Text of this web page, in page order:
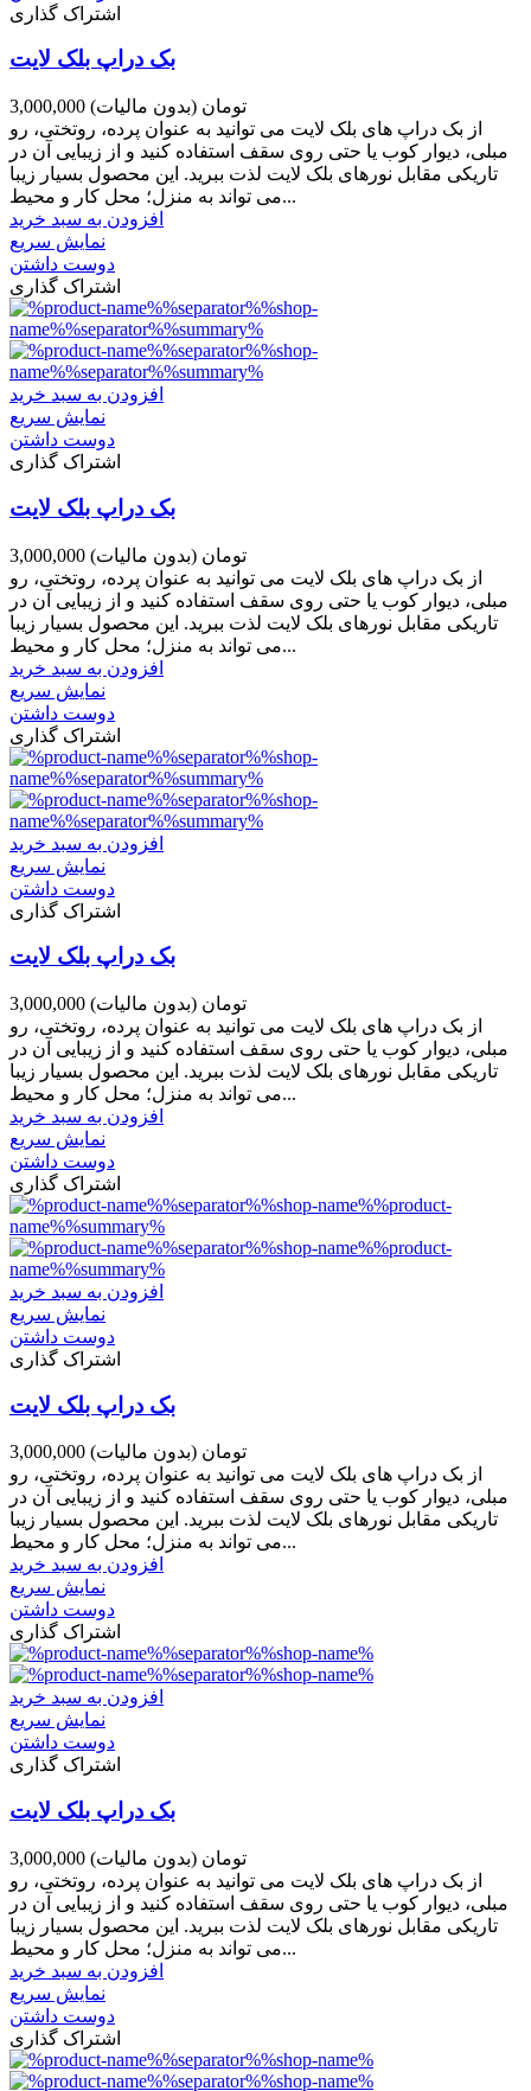
اشتراک گذاری
بک دراپ بلک لایت
3,000,000 تومان (بدون مالیات)
از بک دراپ های بلک لایت می توانید به عنوان پرده، روتختی، رو
مبلی، دیوار کوب یا حتی روی سقف استفاده کنید و از زیبایی آن در
تاریکی مقابل نورهای بلک لایت لذت ببرید. این محصول بسیار زیبا
می تواند به منزل؛ محل کار و محیط...
افزودن به سبد خرید
نمایش سریع
دوست داشتن
اشتراک گذاری
افزودن به سبد خرید
نمایش سریع
دوست داشتن
اشتراک گذاری
بک دراپ بلک لایت
3,000,000 تومان (بدون مالیات)
از بک دراپ های بلک لایت می توانید به عنوان پرده، روتختی، رو
مبلی، دیوار کوب یا حتی روی سقف استفاده کنید و از زیبایی آن در
تاریکی مقابل نورهای بلک لایت لذت ببرید. این محصول بسیار زیبا
می تواند به منزل؛ محل کار و محیط...
افزودن به سبد خرید
نمایش سریع
دوست داشتن
اشتراک گذاری
افزودن به سبد خرید
نمایش سریع
دوست داشتن
اشتراک گذاری
بک دراپ بلک لایت
3,000,000 تومان (بدون مالیات)
از بک دراپ های بلک لایت می توانید به عنوان پرده، روتختی، رو
مبلی، دیوار کوب یا حتی روی سقف استفاده کنید و از زیبایی آن در
تاریکی مقابل نورهای بلک لایت لذت ببرید. این محصول بسیار زیبا
می تواند به منزل؛ محل کار و محیط...
افزودن به سبد خرید
نمایش سریع
دوست داشتن
اشتراک گذاری
افزودن به سبد خرید
نمایش سریع
دوست داشتن
اشتراک گذاری
بک دراپ بلک لایت
3,000,000 تومان (بدون مالیات)
از بک دراپ های بلک لایت می توانید به عنوان پرده، روتختی، رو
مبلی، دیوار کوب یا حتی روی سقف استفاده کنید و از زیبایی آن در
تاریکی مقابل نورهای بلک لایت لذت ببرید. این محصول بسیار زیبا
می تواند به منزل؛ محل کار و محیط...
افزودن به سبد خرید
نمایش سریع
دوست داشتن
اشتراک گذاری
افزودن به سبد خرید
نمایش سریع
دوست داشتن
اشتراک گذاری
بک دراپ بلک لایت
3,000,000 تومان (بدون مالیات)
از بک دراپ های بلک لایت می توانید به عنوان پرده، روتختی، رو
مبلی، دیوار کوب یا حتی روی سقف استفاده کنید و از زیبایی آن در
تاریکی مقابل نورهای بلک لایت لذت ببرید. این محصول بسیار زیبا
می تواند به منزل؛ محل کار و محیط...
افزودن به سبد خرید
نمایش سریع
دوست داشتن
اشتراک گذاری